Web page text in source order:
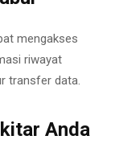
mengakses
riwayat
transfer data.
Anda